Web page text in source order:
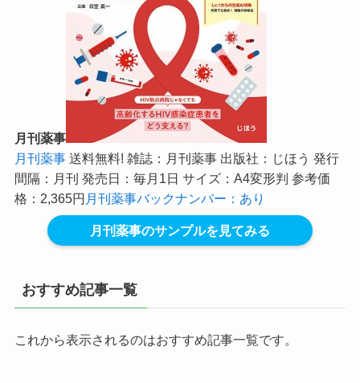
月刊薬事
月刊薬事送料無料! 雑誌：月刊薬事 出版社：じほう 発行
間隔：月刊 発売日：毎月1日 サイズ：A4変形判 参考価
格：2,365円 月刊薬事バックナンバー：あり
月刊薬事のサンプルを見てみる
おすすめ記事一覧
これから表示されるのはおすすめ記事一覧です。